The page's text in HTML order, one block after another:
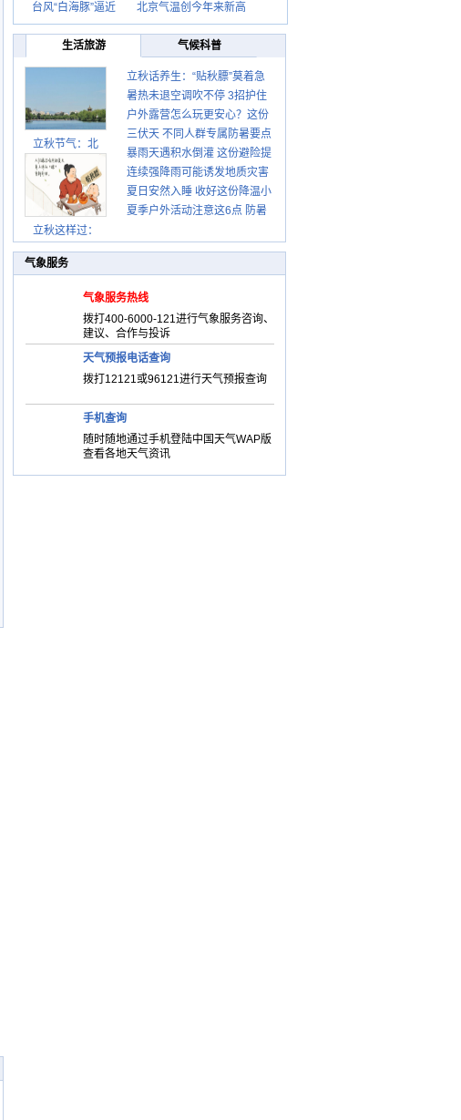
台风“白海豚”逼近
北京气温创今年来新高
生活旅游 气候科普
立秋节气：北
立秋这样过：
立秋话养生：“贴秋膘”莫着急
先清暑再防燥
暑热未退空调吹不停 3招护住
肩颈不酸痛
户外露营怎么玩更安心？这份
攻略请收好
三伏天 不同人群专属防暑要点
请收好
暴雨天遇积水倒灌 这份避险提
示请收好
连续强降雨可能诱发地质灾害
这些前兆要知道
夏日安然入睡 收好这份降温小
贴士
夏季户外活动注意这6点 防暑
气象服务
气象服务热线
拨打400-6000-121进行气象服务咨询、
建议、合作与投诉
天气预报电话查询
拨打12121或96121进行天气预报查询
手机查询
随时随地通过手机登陆中国天气WAP版
查看各地天气资讯